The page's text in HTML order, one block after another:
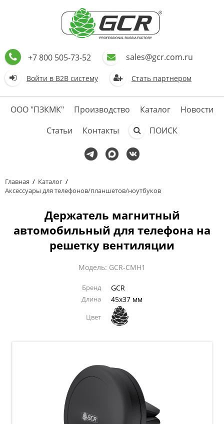
+7 800 505-73-52 sales@gcr.com.ru
Войти в В2В систему Стать партнером
ООО "ПЗКМК" Производство Каталог
Новости
Статьи
Контакты ПОИСК
Главная / Каталог /
Аксессуары для телефонов/планшетов/ноутбуков
Держатель магнитный
автомобильный для телефона на
решетку вентиляции
Модель: GCR-CMH1
Бренд GCR
Длина 45х37 мм
Цвет